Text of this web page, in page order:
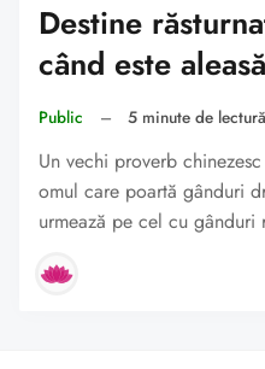
Destine
când este
Public – 5 minute de lectură
Un vechi proverb
omul care poartă gânduri
urmează pe cel cu gânduri